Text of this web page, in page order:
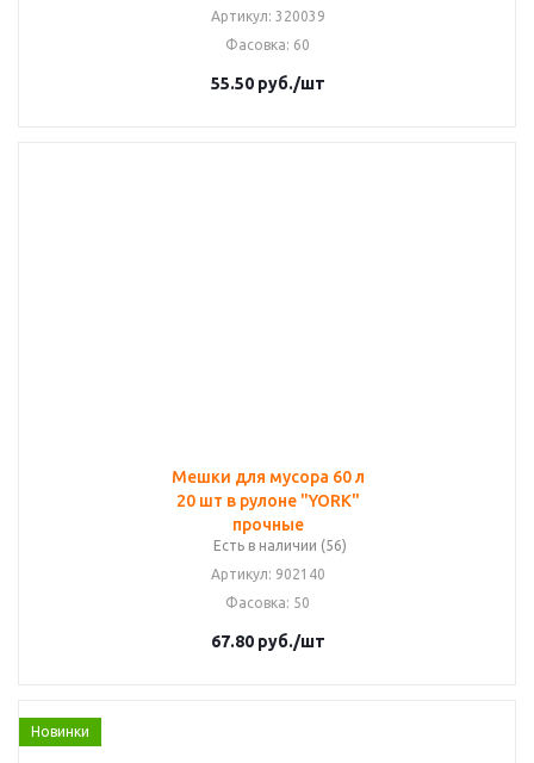
Артикул: 320039
Фасовка: 60
55.50руб./шт
Мешки для мусора 60 л
20 шт в рулоне "YORK"
прочные
Есть в наличии (56)
Артикул: 902140
Фасовка: 50
67.80руб./шт
Новинки